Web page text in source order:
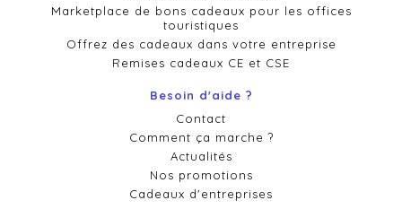
Marketplace de bons cadeaux pour les offices
touristiques
Offrez des cadeaux dans votre entreprise
Remises cadeaux CE et CSE
Besoin d'aide ?
Contact
Comment ça marche ?
Actualités
Nos promotions
Cadeaux d'entreprises